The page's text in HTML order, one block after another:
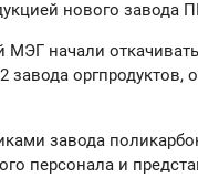
нового завода
МЭГ начали
оргпродуктов,
завода
персонала и